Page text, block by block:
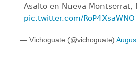
Asalto en Nueva Montserrat,
pic.twitter.com/RoP4XsaWNO
— Vichoguate (@vichoguate)